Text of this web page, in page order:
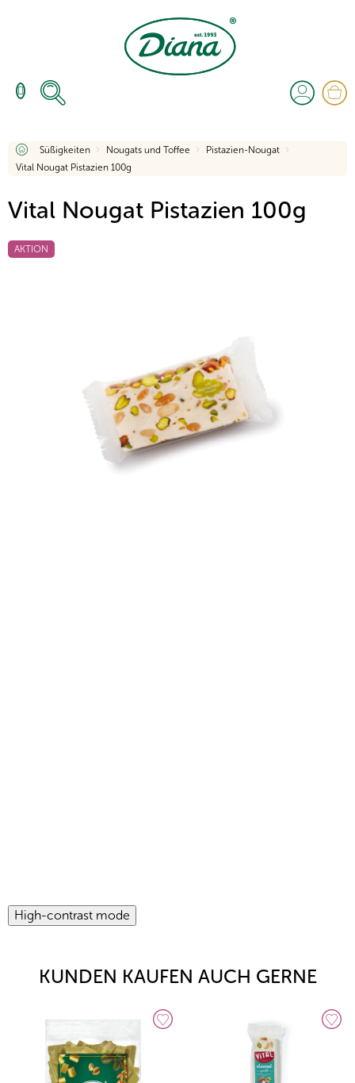
Startseite
Süßigkeiten Nougats und Toffee
Pistazien-Nougat
Vital Nougat Pistazien 100g
Vital Nougat Pistazien 100g
AKTION
High-contrast mode
KUNDEN KAUFEN AUCH GERNE